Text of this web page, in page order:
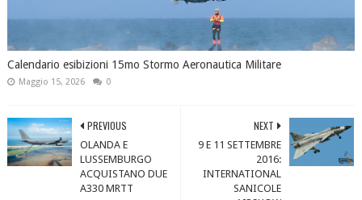
Calendario esibizioni 15mo Stormo Aeronautica Militare
Maggio 15, 2026 0
NEXT
9 E 11 SETTEMBRE
2016:
INTERNATIONAL
SANICOLE
PREVIOUS
OLANDA E
LUSSEMBURGO
ACQUISTANO DUE
A330 MRTT